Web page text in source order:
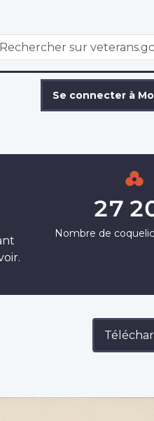
WxT
Se connecter à
27
Nombre de